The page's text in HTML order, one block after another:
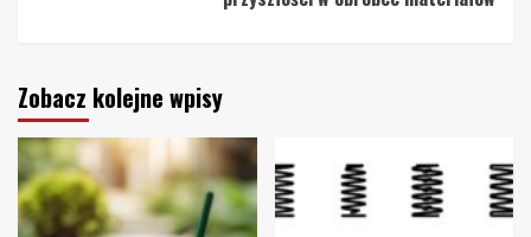
Zobacz kolejne wpisy